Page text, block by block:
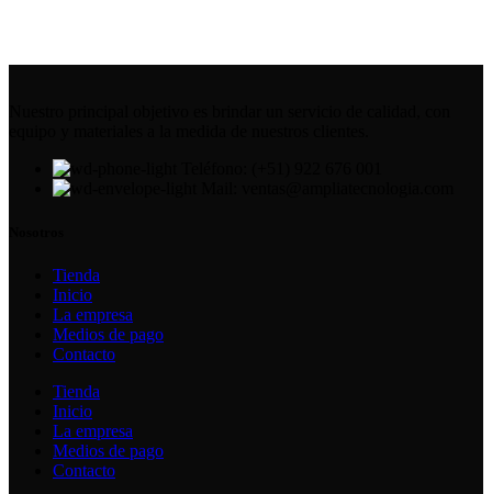
Tienda
Inicio
La empresa
Medios de pago
Contacto
Tienda
Inicio
La empresa
Medios de pago
Contacto